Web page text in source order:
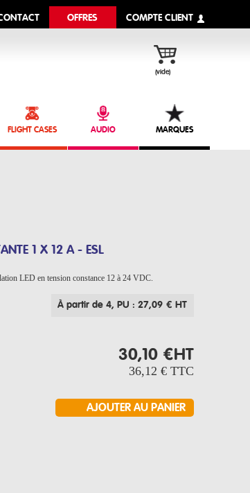
OFFRES COMPTE CLIENT
(vide)
FLIGHT CASES AUDIO MARQUES
1 X 12 A - ESL
LED en tension constance 12 à 24 VDC.
À partir de 4, PU : 27,09 € HT
30,10 €HT
36,12 € TTC